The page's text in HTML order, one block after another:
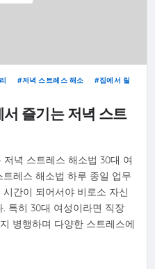
저녁 스트레스 해소
집에서 릴
즐기는 저녁 스트
녁 스트레스 해소법 30대 여
레스 해소법 하루 종일 업무
간이 되어서야 비로소 자신
특히 30대 여성이라면 직장
병행하며 다양한 스트레스에